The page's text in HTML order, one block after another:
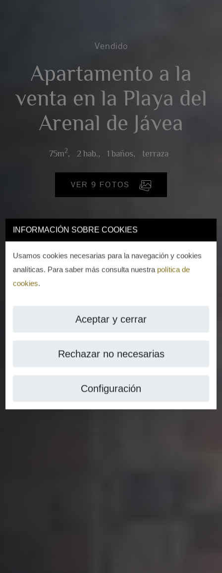
INFORMACIÓN SOBRE COOKIES
Usamos cookies necesarias para la navegación y cookies
analíticas. Para saber más consulta nuestra política de
cookies.
Aceptar y cerrar
Rechazar no necesarias
Configuración
Vendido
Apartamento a la
venta en la Playa del
Arenal de Jávea
75m2, 2 hab., 1 baños, terraza
VER 9 FOTOS